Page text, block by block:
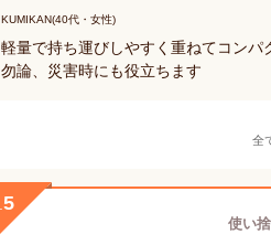
KUMIKAN(40代・女性)
軽量で持ち運びしやすく重ねてコン
勿論、災害時にも役立ちます
全
5
使い